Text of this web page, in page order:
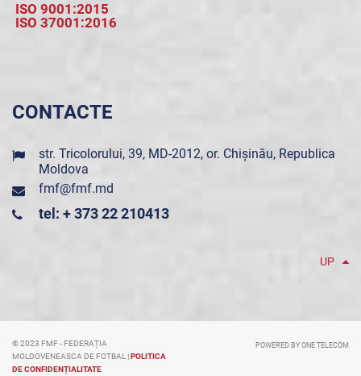
ISO 9001:2015
ISO 37001:2016
CONTACTE
str. Tricolorului, 39, MD-2012, or. Chișinău, Republica
Moldova
fmf@fmf.md
tel: + 373 22 210413
UP
© 2023 FMF - FEDERAȚIA
MOLDOVENEASCA DE FOTBAL |POLITICA
DE CONFIDENȚIALITATE
POWERED BY ONE TELECOM